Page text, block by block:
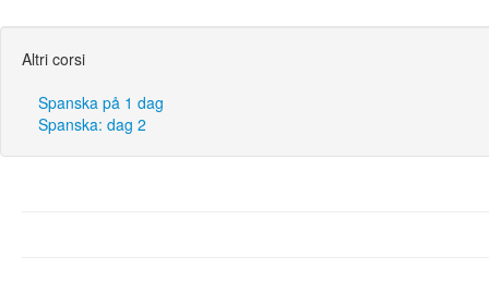
Altri corsi
Spanska på 1 dag
Spanska: dag 2